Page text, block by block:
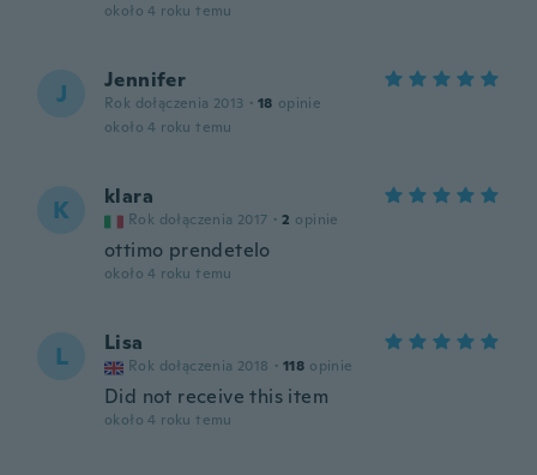
około 4 roku temu
J Jennifer
Rok dołączenia 2013 · 18 opinie
około 4 roku temu
K klara
Rok dołączenia 2017 · 2 opinie
ottimo prendetelo
około 4 roku temu
L Lisa
Rok dołączenia 2018 · 118 opinie
Did not receive this item
około 4 roku temu